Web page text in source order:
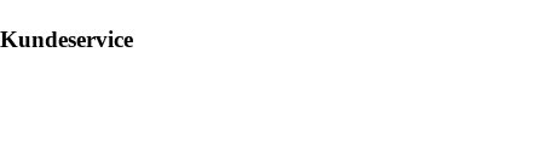
Kundeservice